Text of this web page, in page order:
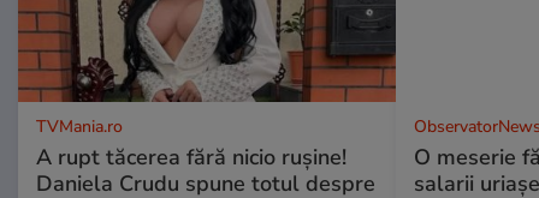
TVMania.ro
A rupt tăcerea fără nicio rușine!
Daniela Crudu spune totul despre
O meserie
salarii